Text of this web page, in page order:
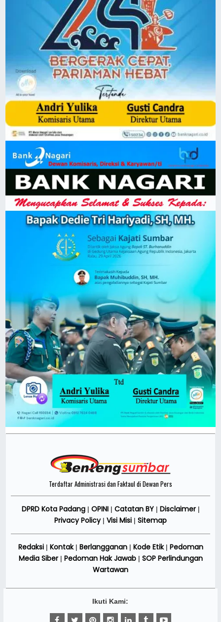
Terdaftar Administrasi dan Faktaul di Dewan Pers
DPRD Kota Padang| OPINI Catatan BY| Disclaimer|
Privacy Policy| Visi Misi Sitemap
Redaksi| Kontak| Berlangganan| Kode Etik| Pedoman
Media Siber| Pedoman Hak Jawab| SOP Perlindungan
Wartawan
Ikuti Kami: